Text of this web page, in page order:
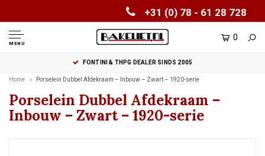
+31 (0) 78 - 61 28 728
MENU
0
FONTINI & THPG DEALER SINDS 2005
Home Porselein Dubbel Afdekraam – Inbouw – Zwart – 1920-serie
Porselein Dubbel Afdekraam –
Inbouw – Zwart – 1920-serie